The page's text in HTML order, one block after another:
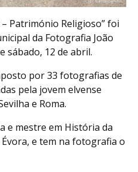
– Património Religioso” foi
da Fotografia João
sábado, 12 de abril.
por 33 fotografias de
pela jovem elvense
e Roma.
e mestre em História da
e tem na fotografia o